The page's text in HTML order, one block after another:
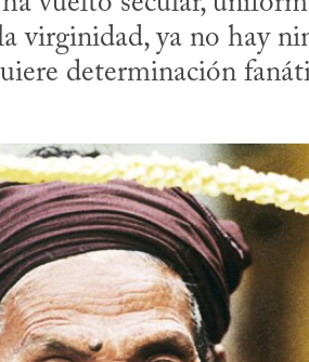
virginidad, ya no hay
determinación